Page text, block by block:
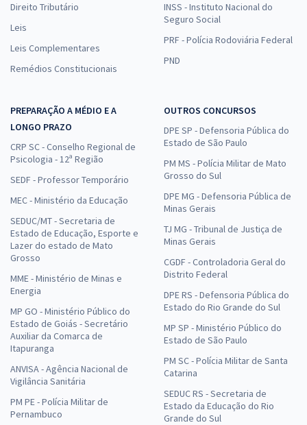
Direito Tributário
Leis
Leis Complementares
Remédios Constitucionais
INSS - Instituto Nacional do
Seguro Social
PRF - Polícia Rodoviária Federal
PND
PREPARAÇÃO A MÉDIO E A
LONGO PRAZO
CRP SC - Conselho Regional de
Psicologia - 12ª Região
SEDF - Professor Temporário
MEC - Ministério da Educação
SEDUC/MT - Secretaria de
Estado de Educação, Esporte e
Lazer do estado de Mato
Grosso
MME - Ministério de Minas e
Energia
MP GO - Ministério Público do
Estado de Goiás - Secretário
Auxiliar da Comarca de
Itapuranga
ANVISA - Agência Nacional de
Vigilância Sanitária
PM PE - Polícia Militar de
Pernambuco
OUTROS CONCURSOS
DPE SP - Defensoria Pública do
Estado de São Paulo
PM MS - Polícia Militar de Mato
Grosso do Sul
DPE MG - Defensoria Pública de
Minas Gerais
TJ MG - Tribunal de Justiça de
Minas Gerais
CGDF - Controladoria Geral do
Distrito Federal
DPE RS - Defensoria Pública do
Estado do Rio Grande do Sul
MP SP - Ministério Público do
Estado de São Paulo
PM SC - Polícia Militar de Santa
Catarina
SEDUC RS - Secretaria de
Estado da Educação do Rio
Grande do Sul